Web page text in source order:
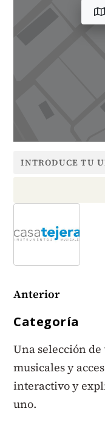
Anterior
Categoría
Una selección
musicales y
interactivo y
uno.